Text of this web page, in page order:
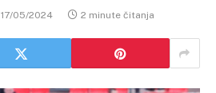
17/05/2024 2 minute čitanja